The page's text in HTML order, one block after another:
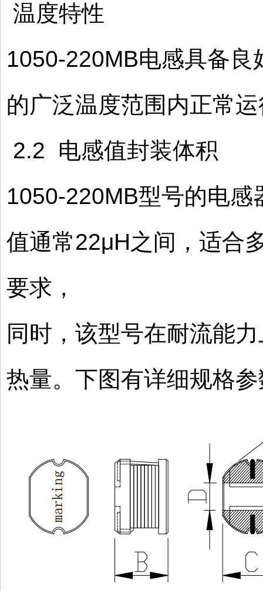
温度特性
1050-220MB电感具备良
的广泛温度范围内正常
2.2 电感值封装体积
1050-220MB型号的电
值通常22μH之间，适合
要求，
同时，该型号在耐流能
热量。下图有详细规格